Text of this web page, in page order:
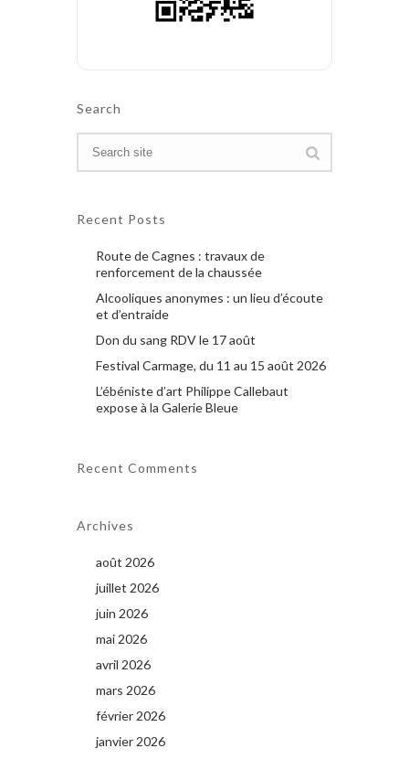
Search
Recent Posts
Route de Cagnes : travaux de
renforcement de la chaussée
Alcooliques anonymes : un lieu d’écoute
et d’entraide
Don du sang RDV le 17 août
Festival Carmage, du 11 au 15 août 2026
L’ébéniste d’art Philippe Callebaut
expose à la Galerie Bleue
Recent Comments
Archives
août 2026
juillet 2026
juin 2026
mai 2026
avril 2026
mars 2026
février 2026
janvier 2026